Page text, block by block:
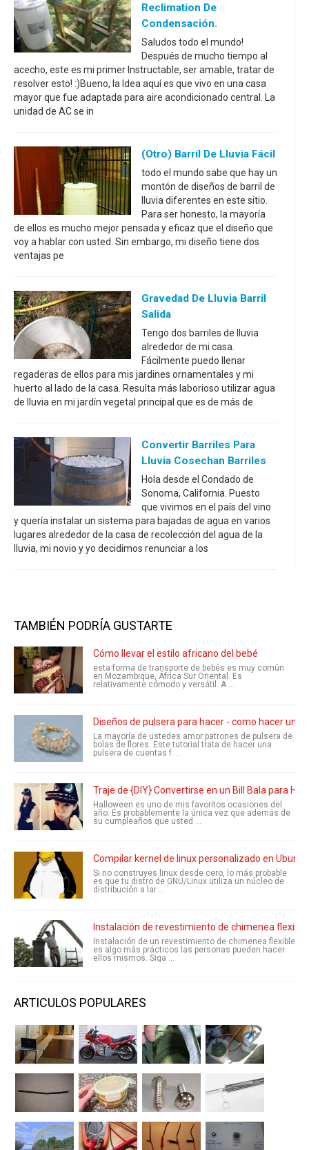
Reclimation De
Condensación.
Saludos todo el mundo!
Después de mucho tiempo al
acecho, este es mi primer Instructable, ser amable, tratar de
resolver esto! :)Bueno, la Idea aquí es que vivo en una casa
mayor que fue adaptada para aire acondicionado central. La
unidad de AC se in
(Otro) Barril De Lluvia Fácil
todo el mundo sabe que hay un
montón de diseños de barril de
lluvia diferentes en este sitio.
Para ser honesto, la mayoría
de ellos es mucho mejor pensada y eficaz que el diseño que
voy a hablar con usted. Sin embargo, mi diseño tiene dos
ventajas pe
Gravedad De Lluvia Barril
Salida
Tengo dos barriles de lluvia
alrededor de mi casa.
Fácilmente puedo llenar
regaderas de ellos para mis jardines ornamentales y mi
huerto al lado de la casa. Resulta más laborioso utilizar agua
de lluvia en mi jardín vegetal principal que es de más de
Convertir Barriles Para
Lluvia Cosechan Barriles
Hola desde el Condado de
Sonoma, California. Puesto
que vivimos en el país del vino
y quería instalar un sistema para bajadas de agua en varios
lugares alrededor de la casa de recolección del agua de la
lluvia, mi novio y yo decidimos renunciar a los
TAMBIÉN PODRÍA GUSTARTE
Cómo llevar el estilo africano del bebé
esta forma de transporte de bebés es muy común
en Mozambique, África Sur Oriental. Es
relativamente cómodo y versátil. A ...
Diseños de pulsera para hacer - como hacer una
La mayoría de ustedes amor patrones de pulsera de
bolas de flores. Este tutorial trata de hacer una
pulsera de cuentas f ...
Traje de {DIY} Convertirse en un Bill Bala para
Halloween es uno de mis favoritos ocasiones del
año. Es probablemente la única vez que además de
su cumpleaños que usted ...
Compilar kernel de linux personalizado en
Si no construyes linux desde cero, lo más probable
es que tu distro de GNU/Linux utiliza un núcleo de
distribución a lar ...
Instalación de revestimiento de chimenea flexible
Instalación de un revestimiento de chimenea flexible
es algo más prácticos las personas pueden hacer
ellos mismos. Siga ...
ARTICULOS POPULARES